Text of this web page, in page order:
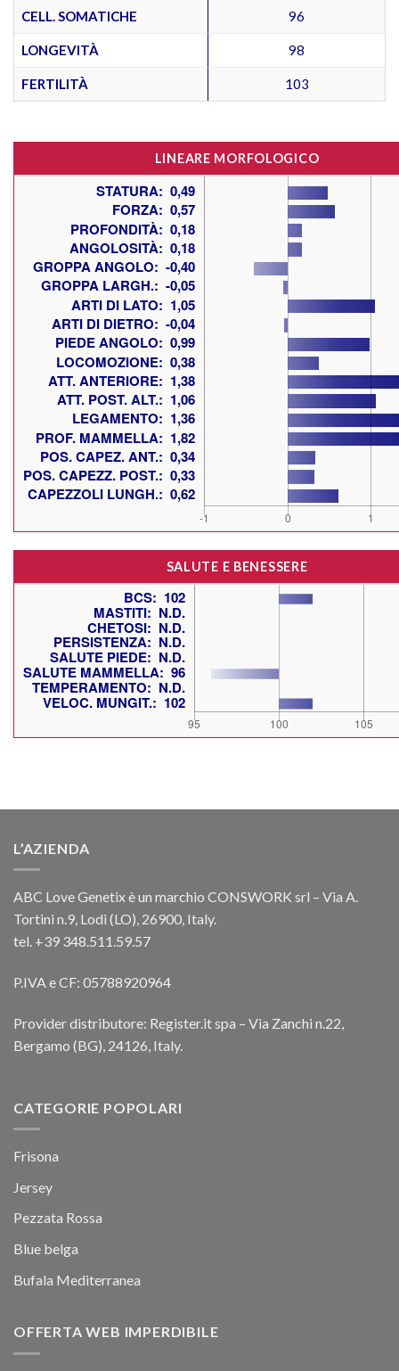
CELL. SOMATICHE 96
LONGEVITÀ 98
FERTILITÀ 103
LINEARE MORFOLOGICO
SALUTE E BENESSERE
L’AZIENDA
ABC Love Genetix è un marchio CONSWORK srl – Via A.
Tortini n.9, Lodi (LO), 26900, Italy.
tel. +39 348.511.59.57
P.IVA e CF: 05788920964
Provider distributore: Register.it spa – Via Zanchi n.22,
Bergamo (BG), 24126, Italy.
CATEGORIE POPOLARI
Frisona
Jersey
Pezzata Rossa
Blue belga
Bufala Mediterranea
OFFERTA WEB IMPERDIBILE